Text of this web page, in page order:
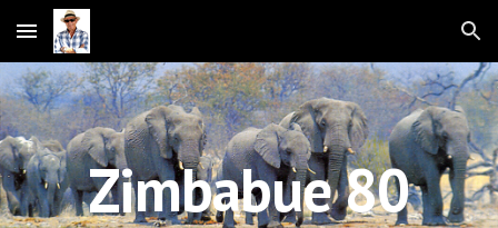
Skip to main content Skip to navigation
Zimbabue 80